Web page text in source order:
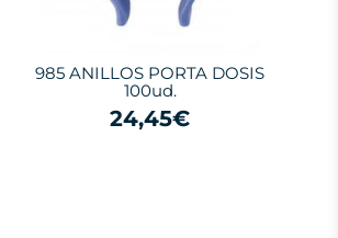
985 ANILLOS PORTA DOSIS
100ud.
24,45€